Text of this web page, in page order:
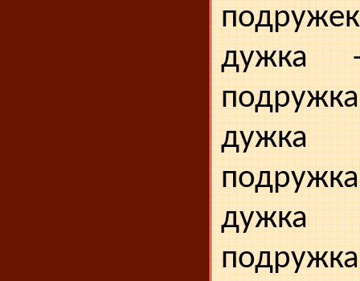
дужка
дужка